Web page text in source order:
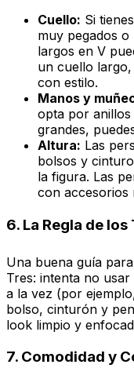
Cuello: Si
muy pegados
largos en V
un cuello
con estilo.
Manos y
opta por anillos
grandes,
Altura: Las
bolsos y
la figura. Las
con accesorios
6. La Regla de
Una buena guía
Tres: intenta no
a la vez (por
bolso, cinturón y
look limpio y
7. Comodidad y